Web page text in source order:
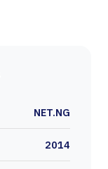
NET.NG
2014